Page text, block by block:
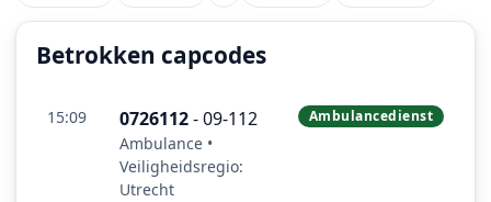
Betrokken capcodes
15:09 0726112- 09-112
Ambulance •
Veiligheidsregio:
Utrecht
Ambulancedienst